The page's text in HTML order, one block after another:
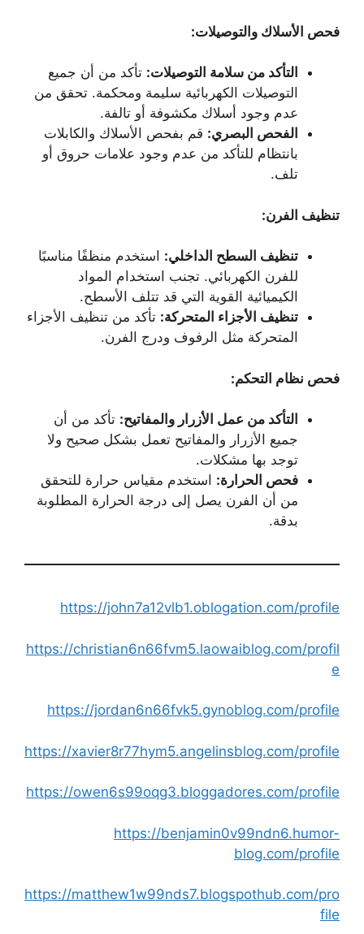
فحص الأسلاك والتوصيلات:
التأكد من سلامة التوصيلات: تأكد من أن جميع
التوصيلات الكهربائية سليمة ومحكمة. تحقق من
عدم وجود أسلاك مكشوفة أو تالفة.
الفحص البصري: قم بفحص الأسلاك والكابلات
بانتظام للتأكد من عدم وجود علامات حروق أو
تلف.
تنظيف الفرن:
تنظيف السطح الداخلي: استخدم منظفًا مناسبًا
للفرن الكهربائي. تجنب استخدام المواد
الكيميائية القوية التي قد تتلف الأسطح.
تنظيف الأجزاء المتحركة: تأكد من تنظيف الأجزاء
المتحركة مثل الرفوف ودرج الفرن.
فحص نظام التحكم:
التأكد من عمل الأزرار والمفاتيح: تأكد من أن
جميع الأزرار والمفاتيح تعمل بشكل صحيح ولا
توجد بها مشكلات.
فحص الحرارة: استخدم مقياس حرارة للتحقق
من أن الفرن يصل إلى درجة الحرارة المطلوبة
بدقة.
https://john7a12vlb1.oblogation.com/profile
https://christian6n66fvm5.laowaiblog.com/profil
e
https://jordan6n66fvk5.gynoblog.com/profile
https://xavier8r77hym5.angelinsblog.com/profile
https://owen6s99oqg3.bloggadores.com/profile
https://benjamin0v99ndn6.humor-
blog.com/profile
https://matthew1w99nds7.blogspothub.com/pro
file